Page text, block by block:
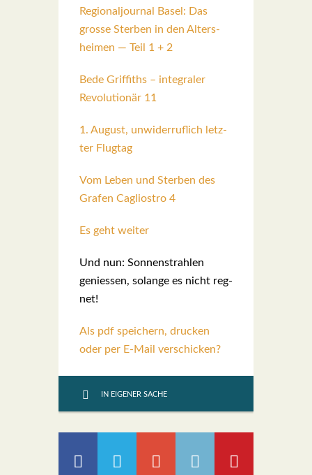
Regio­nal­jour­nal Basel: Das
gros­se Ster­ben in den Alters­
hei­men — Teil 1 + 2
Bede Grif­fiths – inte­gra­ler
Revo­lu­tio­när 11
1. August, unwi­der­ruf­lich letz­
ter Flug­tag
Vom Leben und Ster­ben des
Gra­fen Cagli­os­tro 4
Es geht wei­ter
Und nun: Son­nen­strah­len
genies­sen, solan­ge es nicht reg­
net!
Als pdf speichern, drucken
oder per E-Mail verschicken?
IN EIGENER SACHE